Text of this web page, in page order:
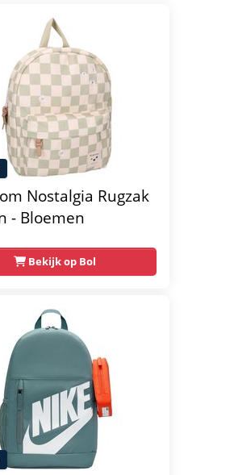
Nostalgia Rugzak
- Bloemen
Bekijk op Bol